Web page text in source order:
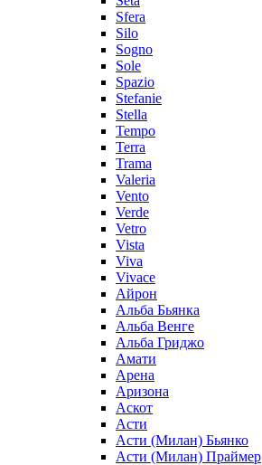
Sfera
Silo
Sogno
Sole
Spazio
Stefanie
Stella
Tempo
Terra
Trama
Valeria
Vento
Verde
Vetro
Vista
Viva
Vivace
Айрон
Альба Бьянка
Альба Венге
Альба Гриджо
Амати
Арена
Аризона
Аскот
Асти
Асти (Милан) Бьянко
Асти (Милан) Праймер